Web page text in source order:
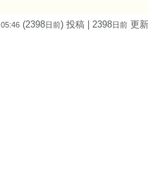
05:46 (2398日前) 投稿 | 2398日前 更新